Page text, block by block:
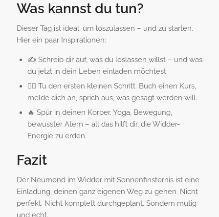
Was kannst du tun?
Dieser Tag ist ideal, um loszulassen – und zu starten.
Hier ein paar Inspirationen:
✍️ Schreib dir auf, was du loslassen willst – und was
du jetzt in dein Leben einladen möchtest.
🚶‍♀️ Tu den ersten kleinen Schritt. Buch einen Kurs,
melde dich an, sprich aus, was gesagt werden will.
🔥 Spür in deinen Körper. Yoga, Bewegung,
bewusster Atem – all das hilft dir, die Widder-
Energie zu erden.
Fazit
Der Neumond im Widder mit Sonnenfinsternis ist eine
Einladung, deinen ganz eigenen Weg zu gehen. Nicht
perfekt. Nicht komplett durchgeplant. Sondern mutig
und echt.